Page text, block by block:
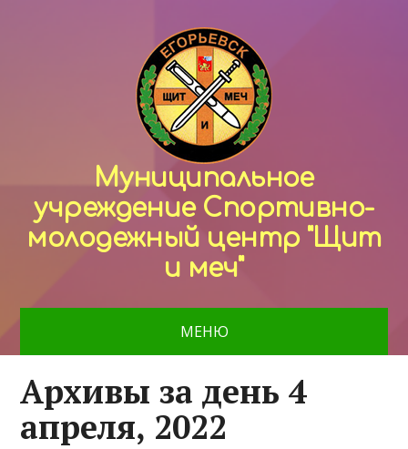
Муниципальное
учреждение Спортивно-
молодежный центр "Щит
и меч"
МЕНЮ
Архивы за день 4
апреля, 2022